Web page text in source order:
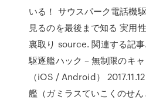
いる！ サウスパーク電話機
見るのを最後まで知る 実用
裏取り source. 関連する記
駆逐艦ハック – 無制限のキ
（iOS / Android）
艦（ガミラスていこくのせ